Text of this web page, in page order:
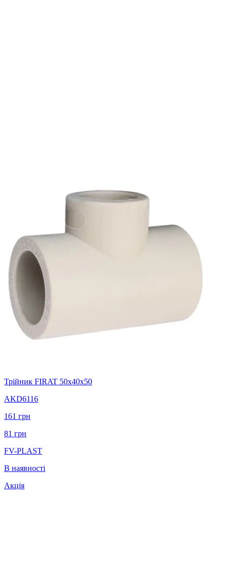
Трійник FIRAT 50х40х50
AKD6116
161 грн
81 грн
FV-PLAST
В наявності
Акція